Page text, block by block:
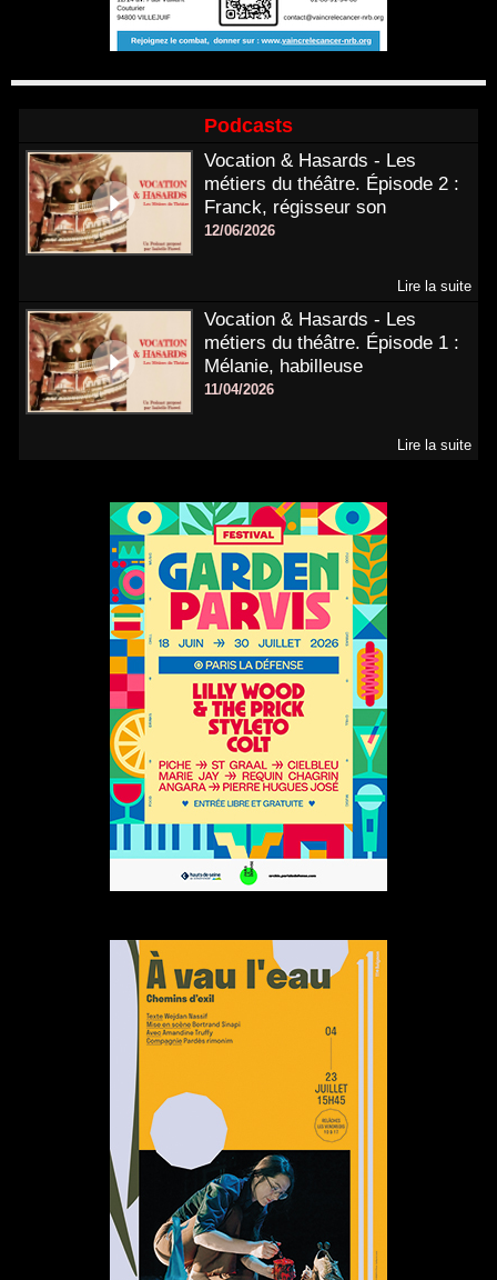
Podcasts
Vocation & Hasards - Les
métiers du théâtre. Épisode 2 :
Franck, régisseur son
12/06/2026
Lire la suite
Vocation & Hasards - Les
métiers du théâtre. Épisode 1 :
Mélanie, habilleuse
11/04/2026
Lire la suite